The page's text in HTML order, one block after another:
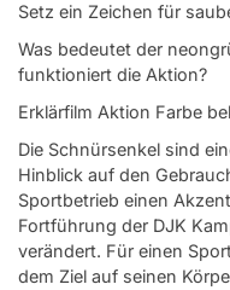
Setz ein Zeichen für
Was bedeutet der
funktioniert die Aktion?
Erklärfilm Aktion Farbe
Die Schnürsenkel sind
Hinblick auf den
Sportbetrieb einen
Fortführung der DJK
verändert. Für einen
dem Ziel auf seinen